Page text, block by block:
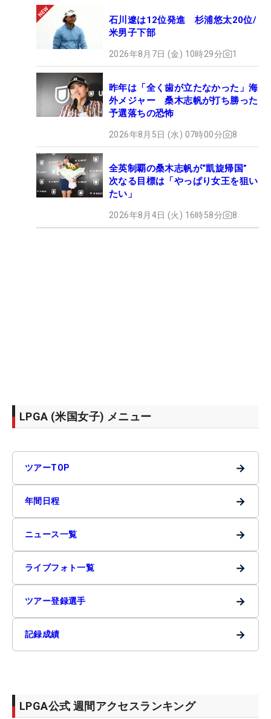
石川遼は12位発進 杉浦悠太20位/
米男子下部
2026年8月7日 (金) 10時29分 1
昨年は「全く歯が立たなかった」海
外メジャー 桑木志帆が打ち勝った
予選落ちの恐怖
2026年8月5日 (水) 07時00分 8
全英制覇の桑木志帆が“凱旋帰国”
次なる目標は「やっぱり女王を狙い
たい」
2026年8月4日 (火) 16時58分 8
LPGA (米国女子) メニュー
ツアーTOP →
年間日程 →
ニュース一覧 →
ライブフォト一覧 →
ツアー登録選手 →
記録成績 →
LPGA公式 週間アクセスランキング